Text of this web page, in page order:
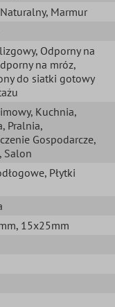
, Marmur
, Odporny na
na mróz,
do siatki gotowy
, Kuchnia,
, Pralnia,
Gospodarcze,
, Salon
, Płytki
, 15x25mm